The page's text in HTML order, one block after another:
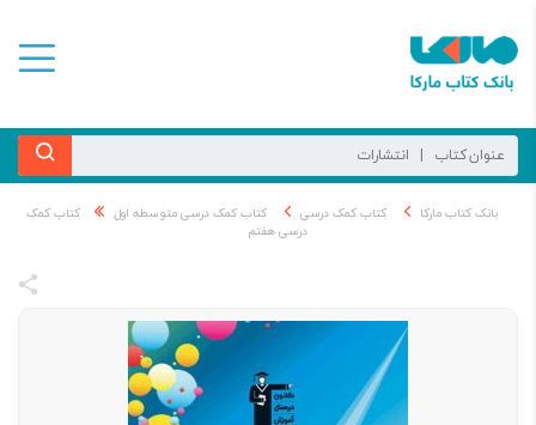
بانک کتاب مارکا کتاب کمک درسی کتاب کمک درسی متوسطه اول
کتاب کمک
درسی هفتم